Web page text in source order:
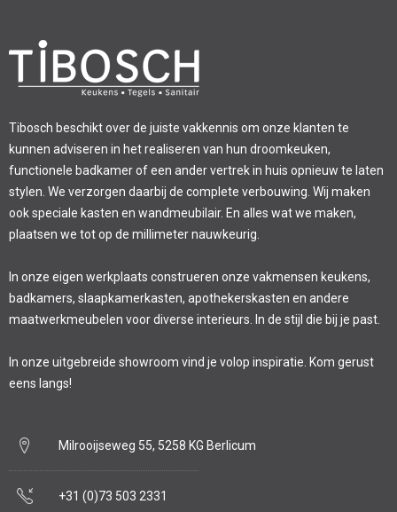
Tibosch beschikt over de juiste vakkennis om onze klanten te
kunnen adviseren in het realiseren van hun droomkeuken,
functionele badkamer of een ander vertrek in huis opnieuw te laten
stylen. We verzorgen daarbij de complete verbouwing. Wij maken
ook speciale kasten en wandmeubilair. En alles wat we maken,
plaatsen we tot op de millimeter nauwkeurig.
In onze eigen werkplaats construeren onze vakmensen keukens,
badkamers, slaapkamerkasten, apothekerskasten en andere
maatwerkmeubelen voor diverse interieurs. In de stijl die bij je past.
In onze uitgebreide showroom vind je volop inspiratie. Kom gerust
eens langs!
Milrooijseweg 55, 5258 KG Berlicum
+31 (0)73 503 2331